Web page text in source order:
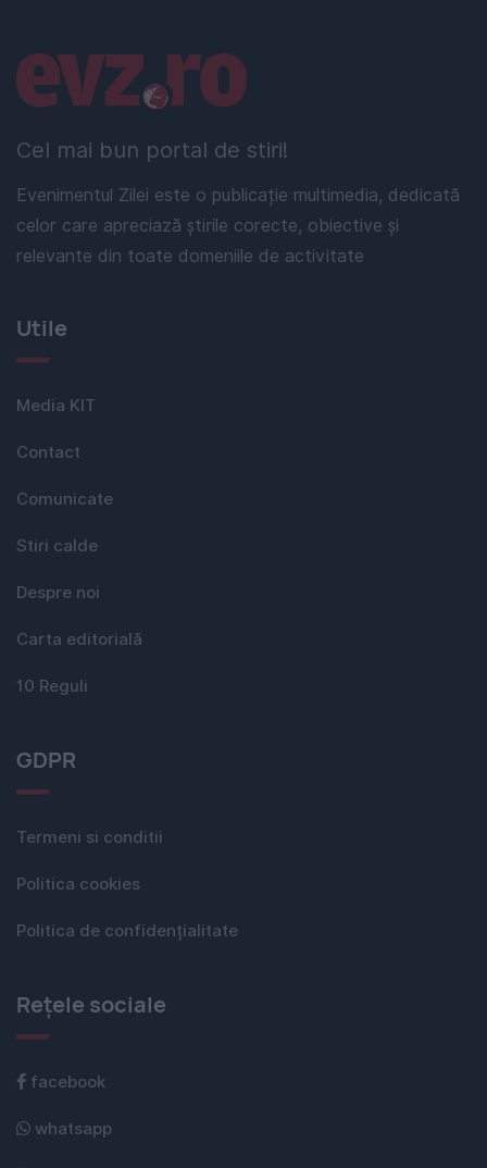
Cel mai bun portal de stiri!
Evenimentul Zilei este o publicație multimedia, dedicată
celor care apreciază știrile corecte, obiective și
relevante din toate domeniile de activitate
Linkuri utile
Utile
Media KIT
Contact
Comunicate
Stiri calde
Despre noi
Carta editorială
10 Reguli
GDPR
Termeni si conditii
Politica cookies
Politica de confidențialitate
Rețele sociale
facebook
whatsapp